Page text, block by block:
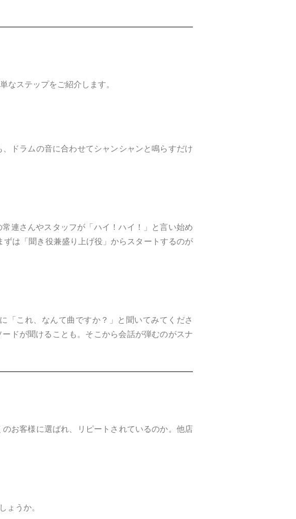
なステップをご紹介します。
ドラムの音に合わせてシャンシャンと鳴らすだけ
連さんやスタッフが「ハイ！ハイ！」と言い始め
は「聞き役兼盛り上げ役」からスタートするのが
「これ、なんて曲ですか？」と聞いてみてくださ
ドが聞けることも。そこから会話が弾むのがスナ
お客様に選ばれ、リピートされているのか。他店
ょうか。